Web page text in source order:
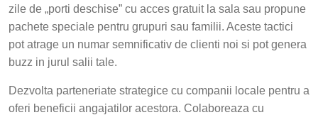
zile de „porti deschise” cu acces gratuit la sala sau propune
pachete speciale pentru grupuri sau familii. Aceste tactici
pot atrage un numar semnificativ de clienti noi si pot genera
buzz in jurul salii tale.
Dezvolta parteneriate strategice cu companii locale pentru a
oferi beneficii angajatilor acestora. Colaboreaza cu